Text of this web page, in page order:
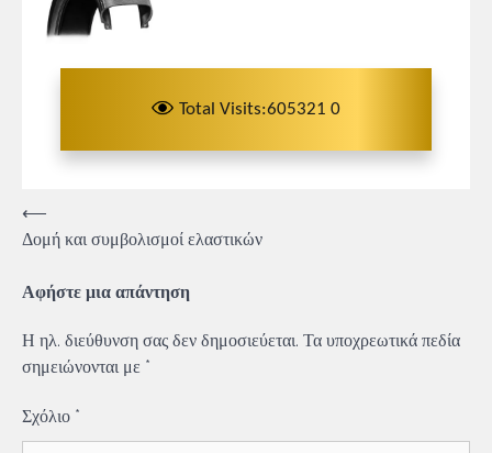
Total Visits:605321 0
Πλοήγηση
άρθρων
⟵
Δομή και συμβολισμοί ελαστικών
Αφήστε μια απάντηση
Η ηλ. διεύθυνση σας δεν δημοσιεύεται. Τα υποχρεωτικά πεδία
σημειώνονται με *
Σχόλιο *